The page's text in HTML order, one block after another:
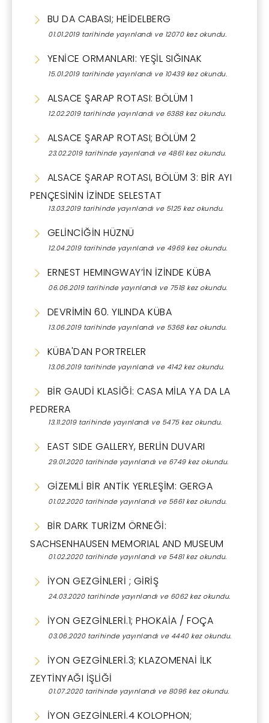
BU DA CABASI; HEİDELBERG
01.01.2019 tarihinde yayınlandı ve 12070 kez okundu.
YENİCE ORMANLARI: YEŞİL SIĞINAK
15.01.2019 tarihinde yayınlandı ve 10439 kez okundu.
ALSACE ŞARAP ROTASI: BÖLÜM 1
12.02.2019 tarihinde yayınlandı ve 6388 kez okundu.
ALSACE ŞARAP ROTASI; BÖLÜM 2
23.02.2019 tarihinde yayınlandı ve 4861 kez okundu.
ALSACE ŞARAP ROTASI, BÖLÜM 3: BİR AYI
PENÇESİNİN İZİNDE SELESTAT
13.03.2019 tarihinde yayınlandı ve 5125 kez okundu.
GELİNCİĞİN HÜZNÜ
12.04.2019 tarihinde yayınlandı ve 4969 kez okundu.
ERNEST HEMINGWAY’İN İZİNDE KÜBA
06.06.2019 tarihinde yayınlandı ve 7518 kez okundu.
DEVRİMİN 60. YILINDA KÜBA
13.06.2019 tarihinde yayınlandı ve 5368 kez okundu.
KÜBA'DAN PORTRELER
13.06.2019 tarihinde yayınlandı ve 4142 kez okundu.
BİR GAUDİ KLASİĞİ: CASA MİLA YA DA LA
PEDRERA
13.11.2019 tarihinde yayınlandı ve 5475 kez okundu.
EAST SIDE GALLERY, BERLİN DUVARI
29.01.2020 tarihinde yayınlandı ve 6749 kez okundu.
GİZEMLİ BİR ANTİK YERLEŞİM: GERGA
01.02.2020 tarihinde yayınlandı ve 5661 kez okundu.
BİR DARK TURİZM ÖRNEĞİ:
SACHSENHAUSEN MEMORIAL AND MUSEUM
01.02.2020 tarihinde yayınlandı ve 5481 kez okundu.
İYON GEZGİNLERİ ; GİRİŞ
24.03.2020 tarihinde yayınlandı ve 6062 kez okundu.
İYON GEZGİNLERİ.1; PHOKAİA / FOÇA
03.06.2020 tarihinde yayınlandı ve 4440 kez okundu.
İYON GEZGİNLERİ.3; KLAZOMENAİ İLK
ZEYTİNYAĞI İŞLİĞİ
01.07.2020 tarihinde yayınlandı ve 8096 kez okundu.
İYON GEZGİNLERİ.4 KOLOPHON;